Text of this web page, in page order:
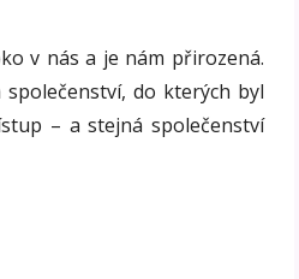
v nás a je nám přirozená.
společenství, do kterých byl
– a stejná společenství